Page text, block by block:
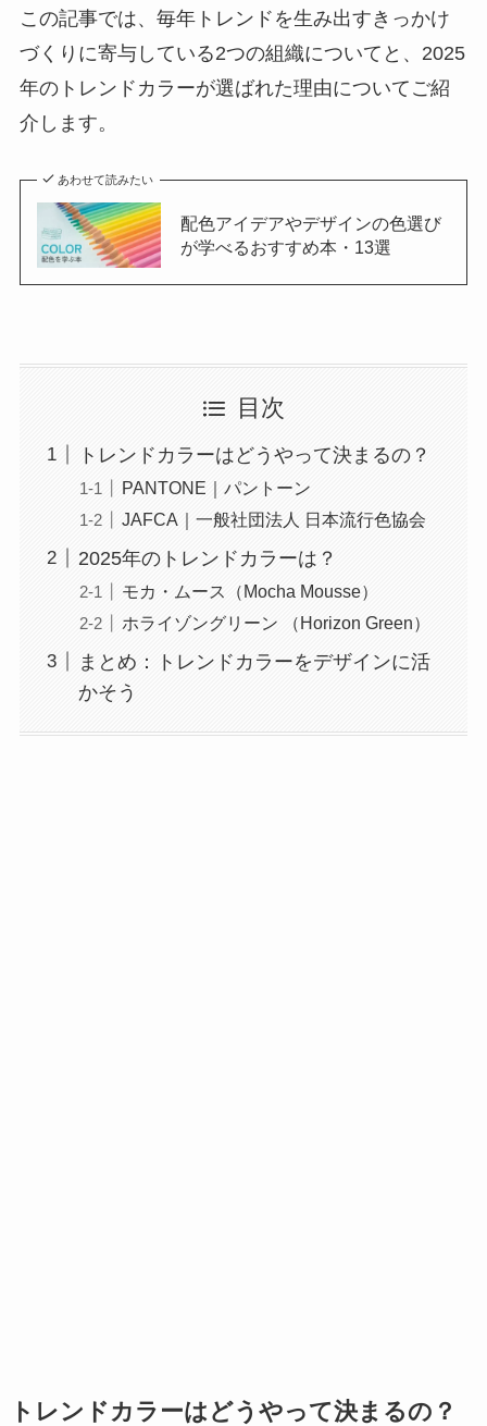
この記事では、毎年トレンドを生み出すきっかけ
づくりに寄与している2つの組織についてと、2025
年のトレンドカラーが選ばれた理由についてご紹
介します。
あわせて読みたい
配色アイデアやデザインの色選び
が学べるおすすめ本・13選
目次
トレンドカラーはどうやって決まるの？
PANTONE｜パントーン
JAFCA｜一般社団法人 日本流行色協会
2025年のトレンドカラーは？
モカ・ムース（Mocha Mousse）
ホライゾングリーン （Horizon Green）
まとめ：トレンドカラーをデザインに活
かそう
トレンドカラーはどうやって決まるの？